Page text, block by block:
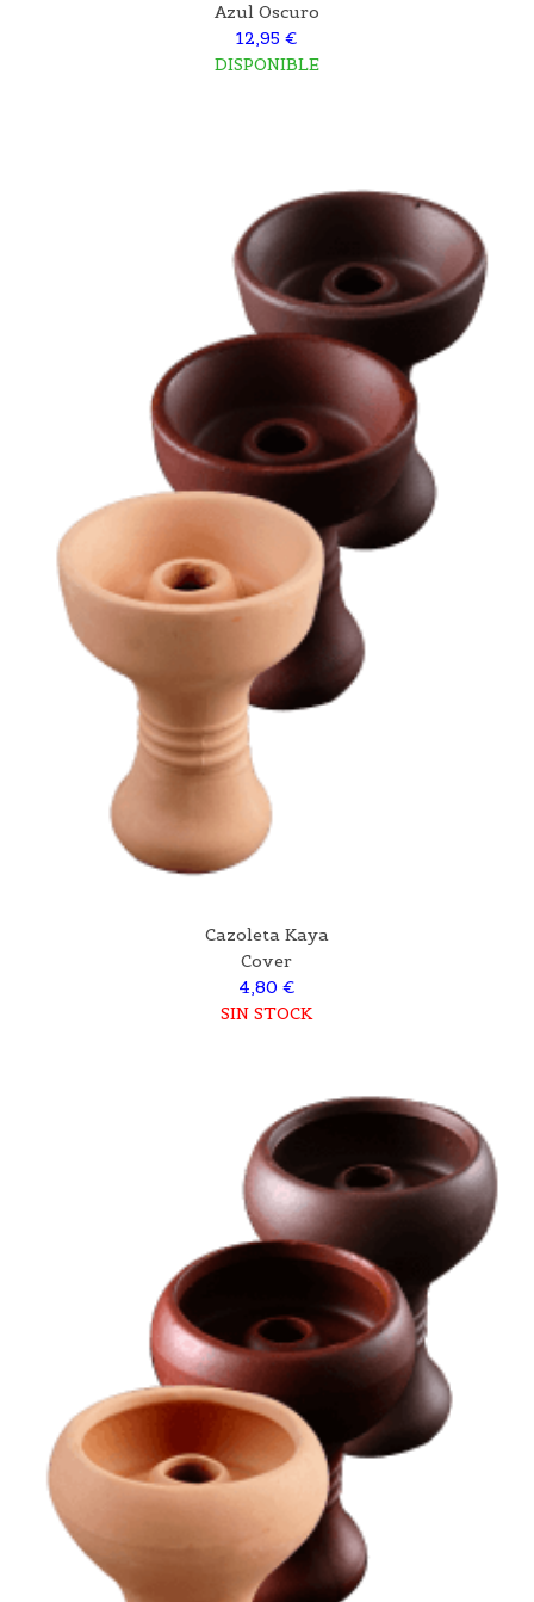
Azul Oscuro
12,95 €
DISPONIBLE
Cazoleta Kaya
Cover
4,80 €
SIN STOCK